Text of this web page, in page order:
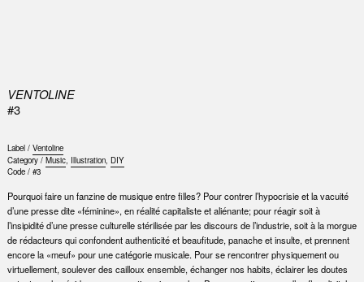
VENTOLINE
#3
Label / Ventoline
Category / Music, Illustration, DIY
Code / #3
Pourquoi faire un fanzine de musique entre filles? Pour contrer l’hypocrisie et la vacuité
d’une presse dite «féminine», en réalité capitaliste et aliénante; pour réagir soit à
l’insipidité d’une presse culturelle stérilisée par les discours de l’industrie, soit à la morgue
de rédacteurs qui confondent authenticité et beaufitude, panache et insulte, et prennent
encore la «meuf» pour une catégorie musicale. Pour se rencontrer physiquement ou
virtuellement, soulever des cailloux ensemble, échanger nos habits, éclairer les doutes